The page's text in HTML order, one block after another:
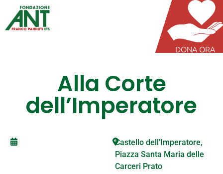
DONA ORA
Alla Corte
dell’Imperatore
Castello dell’Imperatore,
Piazza Santa Maria delle
Carceri Prato